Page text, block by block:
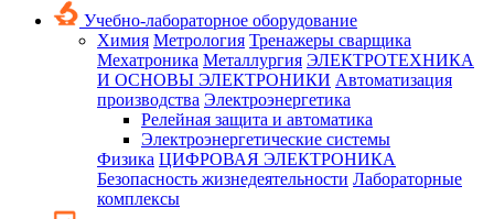
Учебно-лабораторное оборудование
Химия Метрология Тренажеры сварщика
Мехатроника Металлургия ЭЛЕКТРОТЕХНИКА
И ОСНОВЫ ЭЛЕКТРОНИКИ Автоматизация
производства Электроэнергетика
Релейная защита и автоматика
Электроэнергетические системы
Физика ЦИФРОВАЯ ЭЛЕКТРОНИКА
Безопасность жизнедеятельности Лабораторные
комплексы